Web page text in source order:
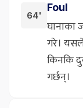
64'
Foul
घानाका
गरे।
किनकि
गर्छन्।